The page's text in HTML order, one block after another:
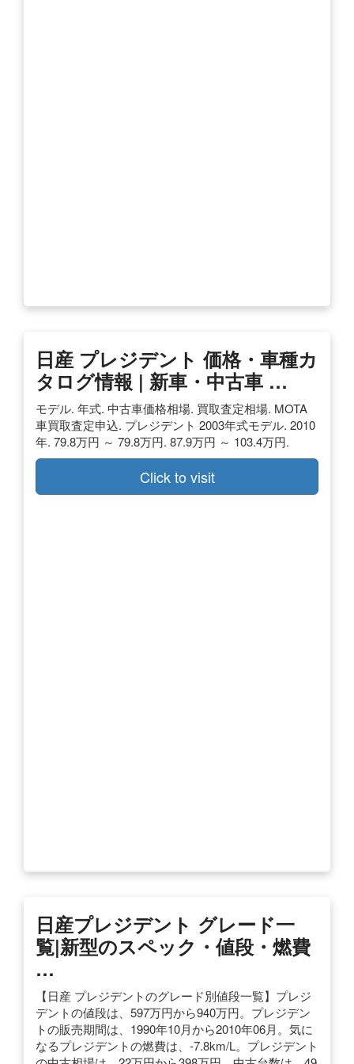
日産 プレジデント 価格・車種カ
タログ情報 | 新車・中古車 …
モデル. 年式. 中古車価格相場. 買取査定相場. MOTA
車買取査定申込. プレジデント 2003年式モデル. 2010
年. 79.8万円 ～ 79.8万円. 87.9万円 ～ 103.4万円.
Click to visit
日産プレジデント グレード一
覧|新型のスペック・値段・燃費
…
【日産 プレジデントのグレード別値段一覧】プレジ
デントの値段は、597万円から940万円。プレジデン
トの販売期間は、1990年10月から2010年06月。気に
なるプレジデントの燃費は、-7.8km/L。プレジデント